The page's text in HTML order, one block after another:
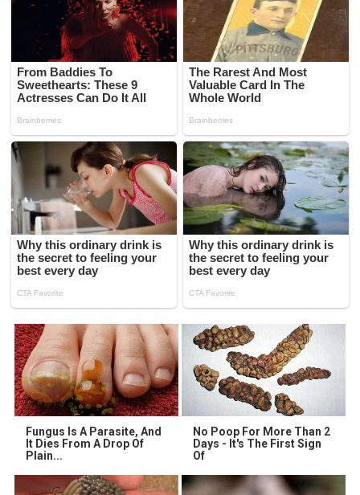
Fungus Is A Parasite, And
It Dies From A Drop Of
Plain...
No Poop For More Than 2
Days - It's The First Sign
Of